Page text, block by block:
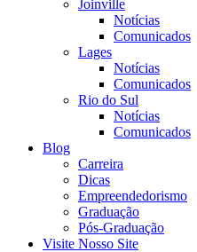
Joinville
Notícias
Comunicados
Lages
Notícias
Comunicados
Rio do Sul
Notícias
Comunicados
Blog
Carreira
Dicas
Empreendedorismo
Graduação
Pós-Graduação
Visite Nosso Site